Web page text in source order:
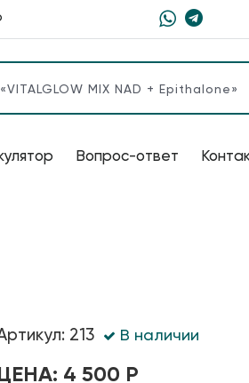
Вопрос-ответ
213 В наличии
4 500 Р